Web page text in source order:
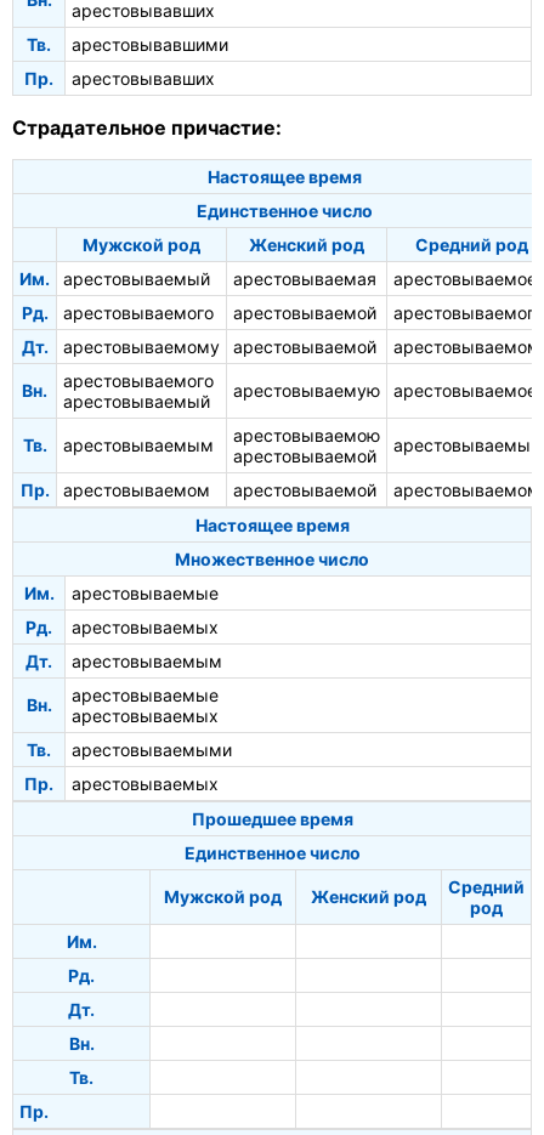
арестовывавших
Тв.
арестовывавшими
Пр.
арестовывавших
Страдательное причастие:
Настоящее время
Единственное число
Мужской род
Женский род
Средний род
Им.
арестовываемый арестовываемая
арестовываемое
Рд.
арестовываемого арестовываемой
арестовываемого
Дт.
арестовываемому арестовываемой
Вн.
арестовываемого
арестовываемый
арестовываемую арестовываемое
Тв. арестовываемым
арестовываемою
арестовываемой
арестовываемым
Пр. арестовываемом арестовываемой
арестовываемом
Настоящее время
Множественное число
Им.
арестовываемые
Рд.
арестовываемых
Дт.
арестовываемым
Вн.
арестовываемые
арестовываемых
Тв.
арестовываемыми
Пр.
арестовываемых
Прошедшее время
Единственное число
Мужской род Женский род
Средний
род
Им.
Рд.
Дт.
Вн.
Тв.
Пр.